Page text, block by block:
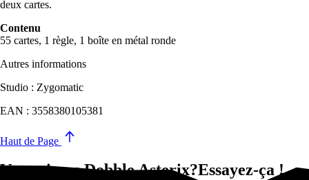
deux cartes.
Contenu
55 cartes, 1 règle, 1 boîte en métal ronde
Autres informations
Studio : Zygomatic
EAN : 3558380105381
Haut de Page
Vous aimez Dobble Asterix?Essayez-ça !